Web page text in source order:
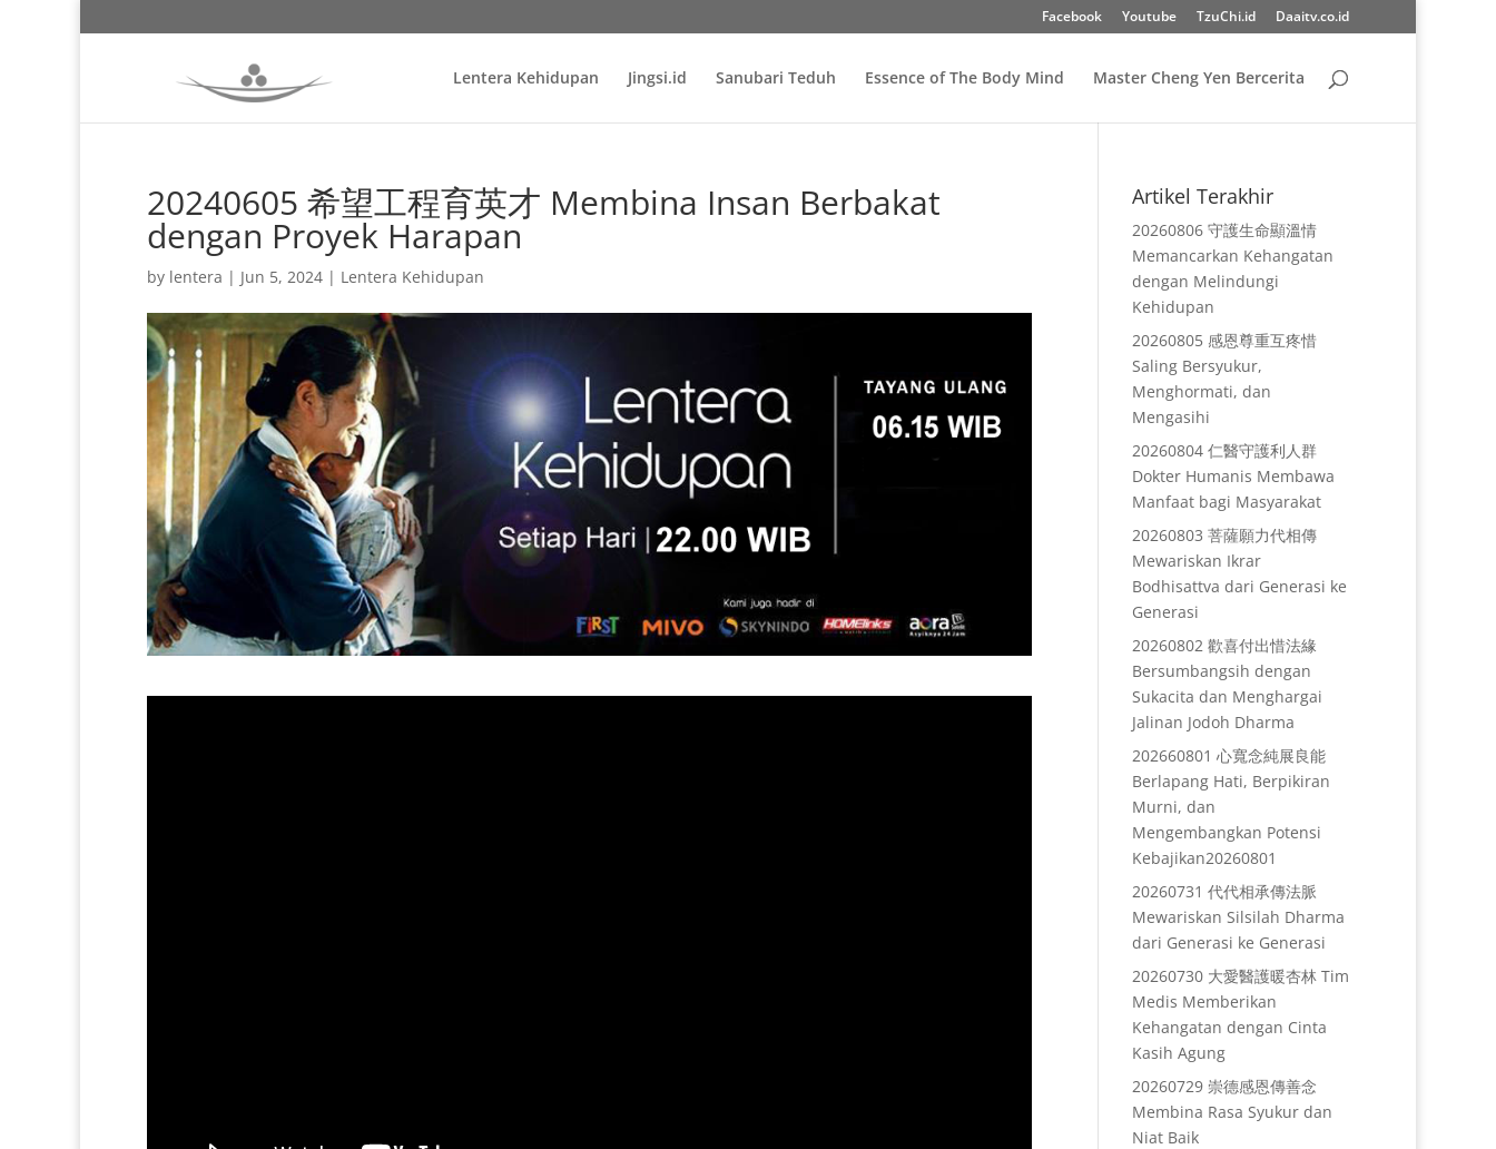
Facebook Youtube TzuChi.id Daaitv.co.id
Lentera Kehidupan Jingsi.id Sanubari Teduh Essence of The Body Mind Master Cheng Yen Bercerita
20240605 希望工程育英才 Membina Insan Berbakat
dengan Proyek Harapan
by lentera | Jun 5, 2024 | Lentera Kehidupan
Artikel Terakhir
20260806 守護生命顯溫情
Memancarkan Kehangatan
dengan Melindungi
Kehidupan
20260805 感恩尊重互疼惜
Saling Bersyukur,
Menghormati, dan
Mengasihi
20260804 仁醫守護利人群
Dokter Humanis Membawa
Manfaat bagi Masyarakat
20260803 菩薩願力代相傳
Mewariskan Ikrar
Bodhisattva dari Generasi ke
Generasi
20260802 歡喜付出惜法緣
Bersumbangsih dengan
Sukacita dan Menghargai
Jalinan Jodoh Dharma
202660801 心寬念純展良能
Berlapang Hati, Berpikiran
Murni, dan
Mengembangkan Potensi
Kebajikan20260801
20260731 代代相承傳法脈
Mewariskan Silsilah Dharma
dari Generasi ke Generasi
20260730 大愛醫護暖杏林 Tim
Medis Memberikan
Kehangatan dengan Cinta
Kasih Agung
20260729 崇德感恩傳善念
Membina Rasa Syukur dan
Niat Baik